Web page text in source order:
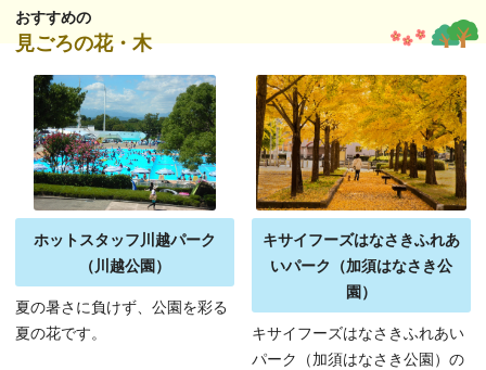
おすすめの
見ごろの花・木
ホットスタッフ川越パーク
（川越公園）
夏の暑さに負けず、公園を彩る
夏の花です。
キサイフーズはなさきふれあ
いパーク（加須はなさき公
園）
キサイフーズはなさきふれあい
パーク（加須はなさき公園）の